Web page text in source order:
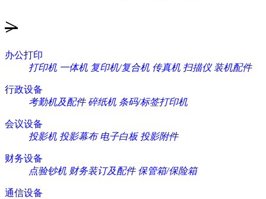
>
办公打印
打印机 一体机 复印机/复合机 传真机 扫描仪 装机配件
行政设备
考勤机及配件 碎纸机 条码/标签打印机
会议设备
投影机 投影幕布 电子白板 投影附件
财务设备
点验钞机 财务装订及配件 保管箱/保险箱
通信设备